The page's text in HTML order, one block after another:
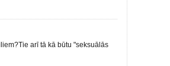
arī tā kā būtu "seksuālās